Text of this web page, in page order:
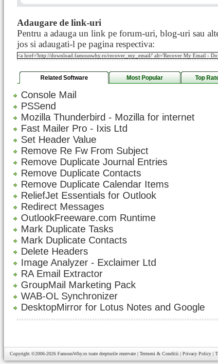
Adaugare de link-uri
Pentru a adauga un link pe forum-uri, blog-uri sau
jos si adaugati-l pe pagina respectiva:
Related Software Most Popular Top
Console Mail
PSSend
Mozilla Thunderbird - Mozilla for internet
Fast Mailer Pro - Ixis Ltd
Set Header Value
Remove Re Fw From Subject
Remove Duplicate Journal Entries
Remove Duplicate Contacts
Remove Duplicate Calendar Items
ReliefJet Essentials for Outlook
Redirect Messages
OutlookFreeware.com Runtime
Mark Duplicate Tasks
Mark Duplicate Contacts
Delete Headers
Image Analyzer - Exclaimer Ltd
RA Email Extractor
GroupMail Marketing Pack
WAB-OL Synchronizer
DesktopMirror for Lotus Notes and Google
Copyright ©2006-2026 FamousWhy.ro toate drepturile rezervate | Termeni & Conditii | Privacy Policy |